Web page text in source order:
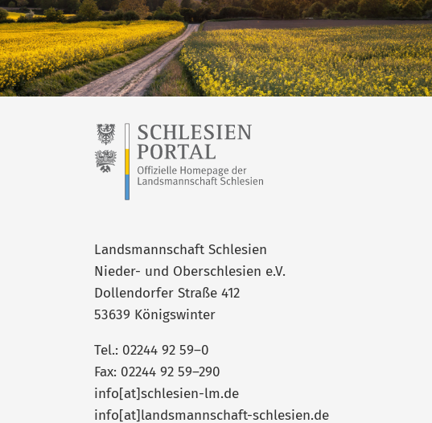
Landsmannschaft Schlesien
Nieder- und Oberschlesien e.V.
Dollendorfer Straße 412
53639 Königswinter
Tel.: 02244 92 59–0
Fax: 02244 92 59–290
info[at]schlesien-lm.de
info[at]landsmannschaft-schlesien.de